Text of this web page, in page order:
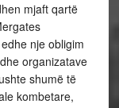
mjaft qartë
nje obligim
organizatave
shumë të
kombetare,